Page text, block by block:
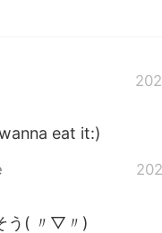
eat it:)
う( 〃▽〃)